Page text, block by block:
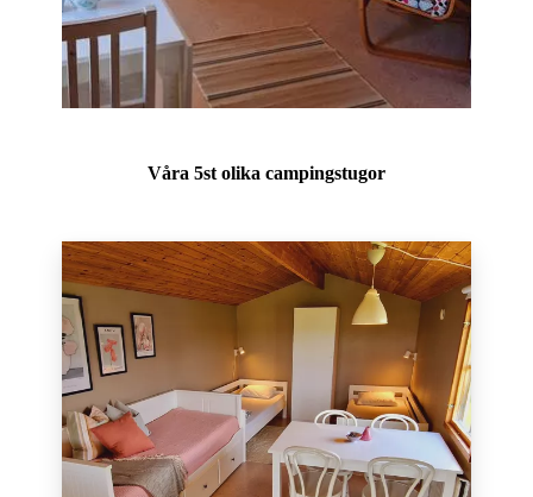
Våra 5st olika campingstugor